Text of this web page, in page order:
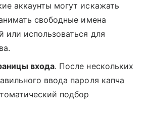
аккаунты могут искажать
свободные имена
или использоваться для
входа. После нескольких
ввода пароля капча
подбор